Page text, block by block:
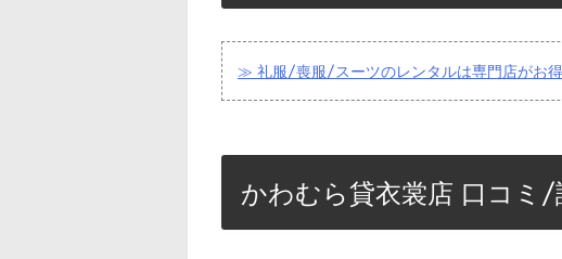
≫ 礼服/喪服/スーツのレンタルは専門店がお得
かわむら貸衣裳店 口コミ/